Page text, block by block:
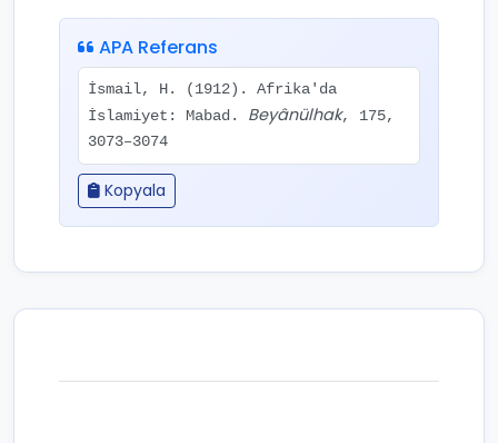
APA Referans
İsmail, H. (1912). Afrika'da
İslamiyet: Mabad. Beyânülhak, 175,
3073–3074
Kopyala